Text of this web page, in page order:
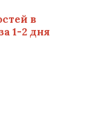
в
1-2 дня